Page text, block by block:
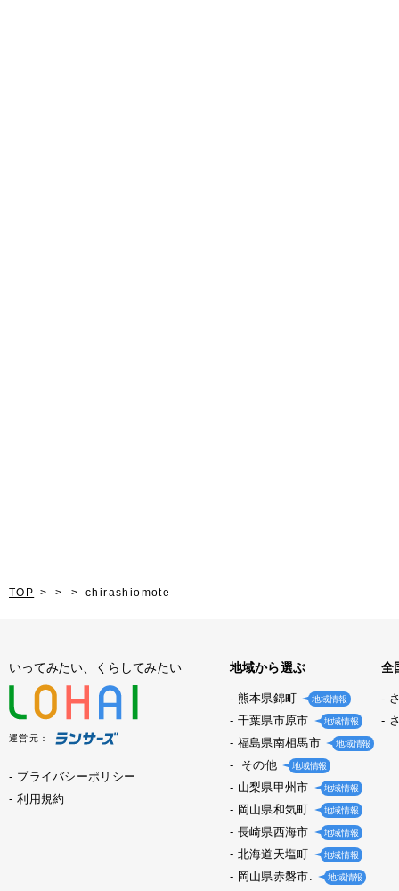
TOP chirashiomote
いってみたい、くらしてみたい
運営元：
プライバシーポリシー
利用規約
地域から選ぶ
熊本県錦町 地域情報
千葉県市原市 地域情報
福島県南相馬市 地域情報
その他 地域情報
山梨県甲州市 地域情報
岡山県和気町 地域情報
長崎県西海市 地域情報
北海道天塩町 地域情報
岡山県赤磐市. 地域情報
全